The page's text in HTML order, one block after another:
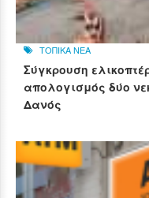
ΤΟΠΙΚΑ ΝΕΑ
Σύγκρουση
απολογισμός δύο
Δανός